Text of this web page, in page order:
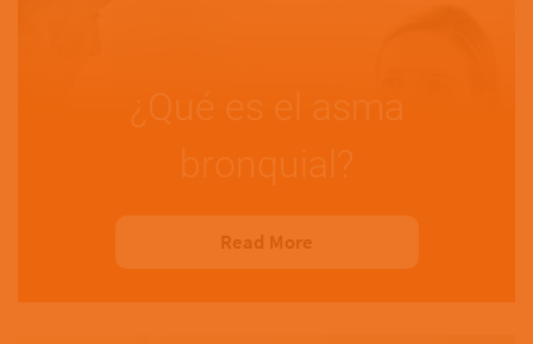
¿Qué es el asma
bronquial?
Read More